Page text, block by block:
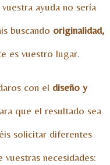
ayuda no sería
buscando originalidad,
es vuestro lugar.
con el diseño y
que el resultado sea
solicitar diferentes
vuestras necesidades: